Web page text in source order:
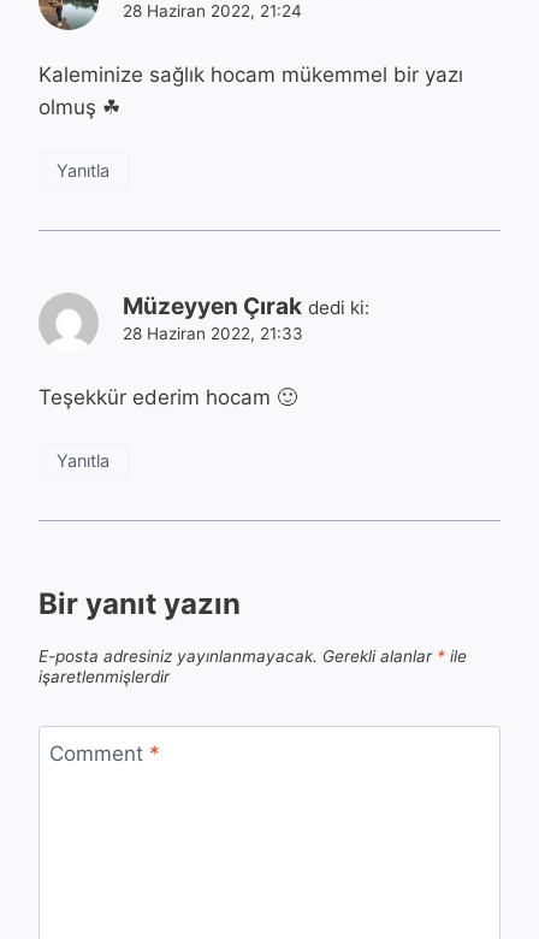
28 Haziran 2022, 21:24
Kaleminize sağlık hocam mükemmel bir yazı
olmuş ☘
Yanıtla
Müzeyyen Çırak dedi ki:
28 Haziran 2022, 21:33
Teşekkür ederim hocam 🙂
Yanıtla
Bir yanıt yazın
E-posta adresiniz yayınlanmayacak. Gerekli alanlar * ile
işaretlenmişlerdir
Comment *